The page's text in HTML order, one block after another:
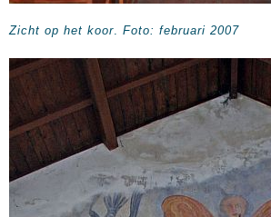
Zicht op het koor. Foto: februari 2007